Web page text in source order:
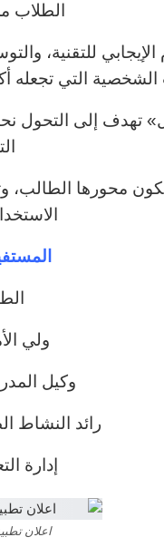
الطلاب
الإيجابي للتقنية،
الشخصية التي تجعله
تهدف إلى التحول
يكون محورها الطالب،
ولي
وكيل
رائد النشاط
إدارة
اعلان